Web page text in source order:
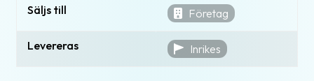
Säljs till Företag
Levereras Inrikes